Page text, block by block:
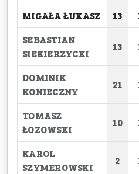
MIGAŁA ŁUKASZ 13
SEBASTIAN
SIEKIERZYCKI
13
DOMINIK
KONIECZNY
21
TOMASZ
ŁOZOWSKI
10
KAROL
SZYMEROWSKI
2